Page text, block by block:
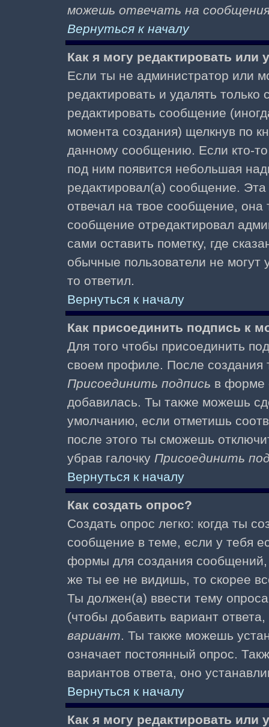
можешь отвечать на
Вернуться к началу
Как я могу редактировать или
Если ты не администратор или
редактировать и удалять
редактировать сообщение
момента создания) щелкнув по
данному сообщению. Если кто-
под ним появится небольшая
редактировал(а) сообщение. Эта
отвечал на твое сообщение, она
сообщение отредактировал
сами оставить пометку, где
обычные пользователи не могут
то ответил.
Вернуться к началу
Как присоединить подпись к
Для того чтобы присоединить
своем профиле. После создания
Присоединить подпись в форме
добавилась. Ты также можешь
умолчанию, если отметишь
после этого ты сможешь
убрав галочку Присоединить
Вернуться к началу
Как создать опрос?
Создать опрос легко: когда ты
сообщение в теме, если у тебя
формы для создания
же ты ее не видишь, то скорее
Ты должен(а) ввести тему
(чтобы добавить вариант
вариант. Ты также можешь
означает постоянный опрос.
вариантов ответа, оно
Вернуться к началу
Как я могу редактировать или